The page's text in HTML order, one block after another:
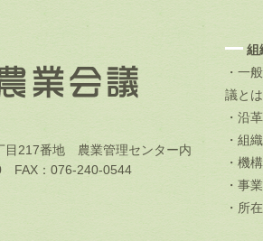
目217番地 農業管理センター内
FAX：076-240-0544
組
・一
議とは
・沿革
・組
・機
・事
・所